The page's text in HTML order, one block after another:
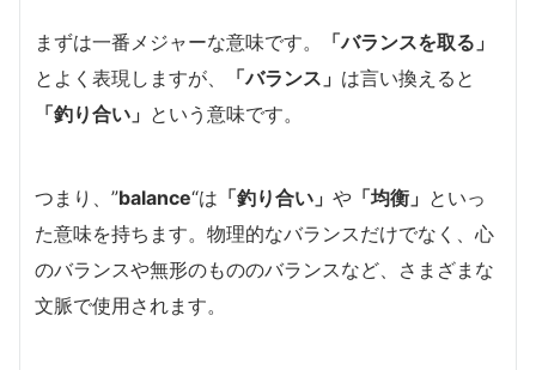
まずは一番メジャーな意味です。
「バランスを取る」
とよく表現しますが、
「バランス」 は言い換えると
「釣り合い」 という意味です。
つまり、”balance“は 「釣り合い」 や 「均衡」 といっ
た意味を持ちます。物理的なバランスだけでなく、心
のバランスや無形のもののバランスなど、さまざまな
文脈で使用されます。